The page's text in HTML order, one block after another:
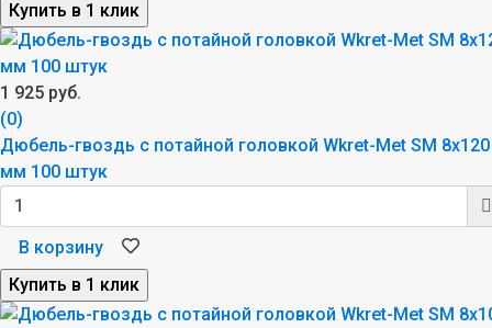
1 925 руб.
(0)
Дюбель-гвоздь с потайной головкой Wkret-Met SM 8x120
мм 100 штук
В корзину